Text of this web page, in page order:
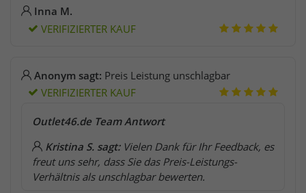
Inna M.
VERIFIZIERTER KAUF
Anonym sagt: Preis Leistung unschlagbar
VERIFIZIERTER KAUF
Outlet46.de Team Antwort
Kristina S. sagt: Vielen Dank für Ihr Feedback, es
freut uns sehr, dass Sie das Preis-Leistungs-
Verhältnis als unschlagbar bewerten.